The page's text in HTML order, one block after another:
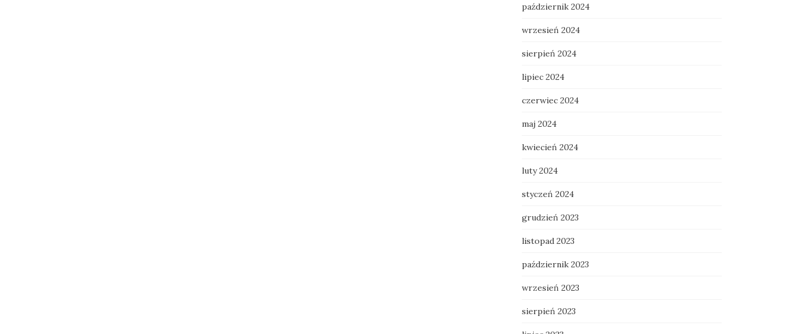
październik 2024
wrzesień 2024
sierpień 2024
lipiec 2024
czerwiec 2024
maj 2024
kwiecień 2024
luty 2024
styczeń 2024
grudzień 2023
listopad 2023
październik 2023
wrzesień 2023
sierpień 2023